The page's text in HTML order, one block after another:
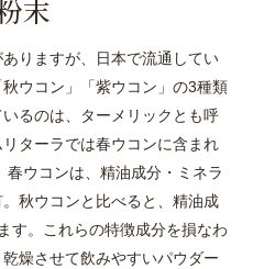
末
りますが、日本で流通してい
ウコン」「紫ウコン」の3種類
るのは、ターメリックとも呼
ターラでは春ウコンに含まれ
ウコンは、精油成分・ミネラ
秋ウコンと比べると、精油成
す。これらの特徴成分を損なわ
燥させて飲みやすいパウダー